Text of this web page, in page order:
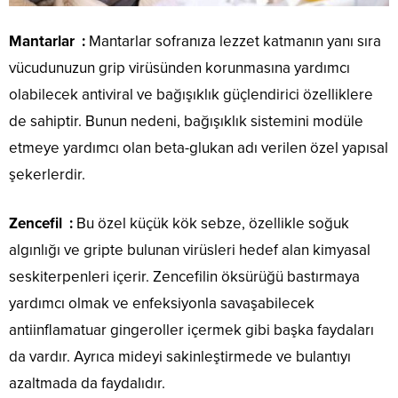
Mantarlar : Mantarlar sofranıza lezzet katmanın yanı sıra
vücudunuzun grip virüsünden korunmasına yardımcı
olabilecek antiviral ve bağışıklık güçlendirici özelliklere
de sahiptir. Bunun nedeni, bağışıklık sistemini modüle
etmeye yardımcı olan beta-glukan adı verilen özel yapısal
şekerlerdir.
Zencefil : Bu özel küçük kök sebze, özellikle soğuk
algınlığı ve gripte bulunan virüsleri hedef alan kimyasal
seskiterpenleri içerir. Zencefilin öksürüğü bastırmaya
yardımcı olmak ve enfeksiyonla savaşabilecek
antiinflamatuar gingeroller içermek gibi başka faydaları
da vardır. Ayrıca mideyi sakinleştirmede ve bulantıyı
azaltmada da faydalıdır.